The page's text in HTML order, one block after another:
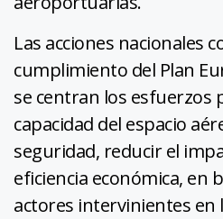
Las acciones nacionales
cumplimiento del Plan
se centran los esfuerzos
capacidad del espacio
seguridad, reducir el
eficiencia económica, en
actores intervinientes en